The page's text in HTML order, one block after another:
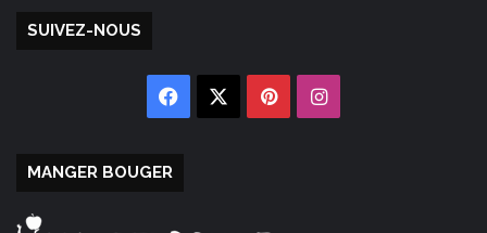
SUIVEZ-NOUS
Facebook PinterestInstagram
MANGER BOUGER